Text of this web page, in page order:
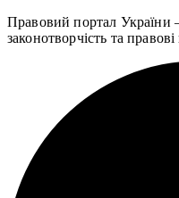
Правовий портал України
законотворчість та